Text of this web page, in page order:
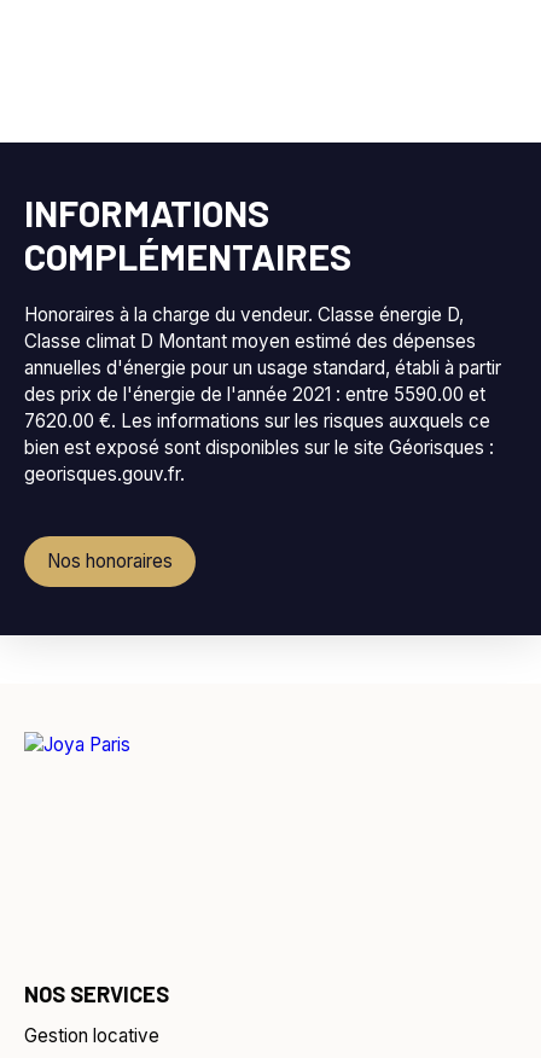
INFORMATIONS
COMPLÉMENTAIRES
Honoraires à la charge du vendeur. Classe énergie D,
Classe climat D Montant moyen estimé des dépenses
annuelles d'énergie pour un usage standard, établi à partir
des prix de l'énergie de l'année 2021 : entre 5590.00 et
7620.00 €. Les informations sur les risques auxquels ce
bien est exposé sont disponibles sur le site Géorisques :
georisques.gouv.fr.
Nos honoraires
NOS SERVICES
Gestion locative